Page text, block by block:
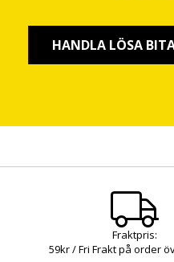
HANDLA LÖSA
Fraktpris:
59kr / Fri Frakt på order